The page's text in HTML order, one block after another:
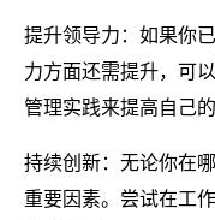
提升领导力：如果你
力方面还需提升，可
管理实践来提高自己的
持续创新：无论你在
重要因素。尝试在工